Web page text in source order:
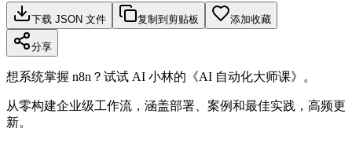
下载 JSON 文件 复制到剪贴板 添加收藏
分享
想系统掌握 n8n？试试 AI 小林的《AI 自动化大师课》。
从零构建企业级工作流，涵盖部署、案例和最佳实践，高频更
新。